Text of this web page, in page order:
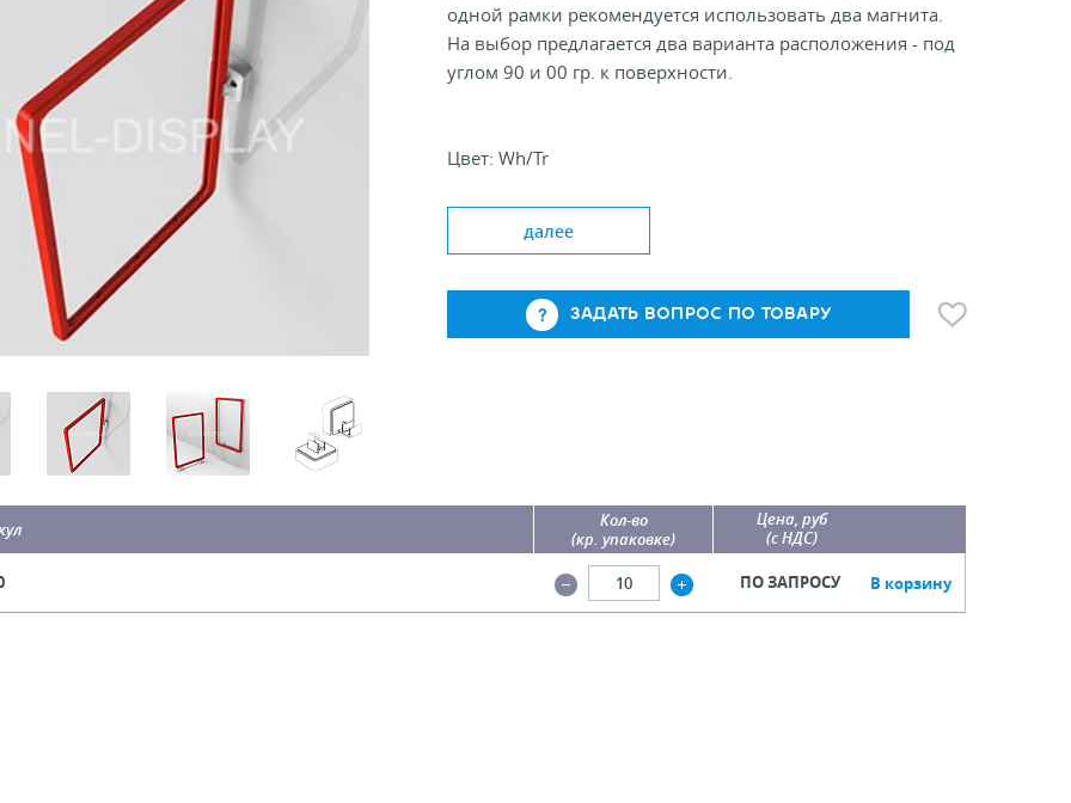
одной рамки рекомендуется использовать два магнита.
На выбор предлагается два варианта расположения - под
углом 90 и 00 гр. к поверхности.
Цвет: Wh/Tr
Формат рамок: А3-А6
далее
ЗАДАТЬ ВОПРОС ПО ТОВАРУ
Кол-во
(кр. упаковке)
Цена, руб
(с НДС)
ПО ЗАПРОСУ В корзину